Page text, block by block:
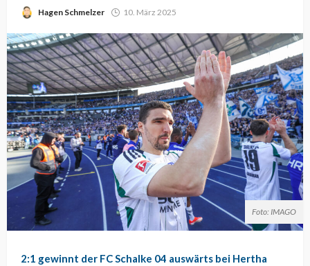
Hagen Schmelzer 10. März 2025
Foto: IMAGO
2:1 gewinnt der FC Schalke 04 auswärts bei Hertha